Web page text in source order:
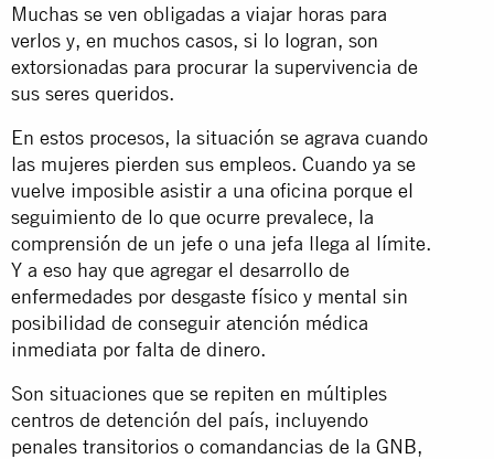
Muchas se ven obligadas a viajar horas para
verlos y, en muchos casos, si lo logran, son
extorsionadas para procurar la supervivencia de
sus seres queridos.
En estos procesos, la situación se agrava cuando
las mujeres pierden sus empleos. Cuando ya se
vuelve imposible asistir a una oficina porque el
seguimiento de lo que ocurre prevalece, la
comprensión de un jefe o una jefa llega al límite.
Y a eso hay que agregar el desarrollo de
enfermedades por desgaste físico y mental sin
posibilidad de conseguir atención médica
inmediata por falta de dinero.
Son situaciones que se repiten en múltiples
centros de detención del país, incluyendo
penales transitorios o comandancias de la GNB,